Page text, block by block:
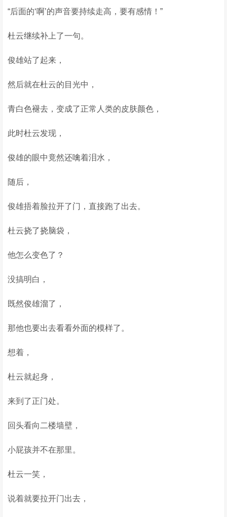
“后面的‘啊’的声音要持续走高，要有感情！”
杜云继续补上了一句。
俊雄站了起来，
然后就在杜云的目光中，
青白色褪去，变成了正常人类的皮肤颜色，
此时杜云发现，
俊雄的眼中竟然还噙着泪水，
随后，
俊雄捂着脸拉开了门，直接跑了出去。
杜云挠了挠脑袋，
他怎么变色了？
没搞明白，
既然俊雄溜了，
那他也要出去看看外面的模样了。
想着，
杜云就起身，
来到了正门处。
回头看向二楼墙壁，
小屁孩并不在那里。
杜云一笑，
说着就要拉开门出去，